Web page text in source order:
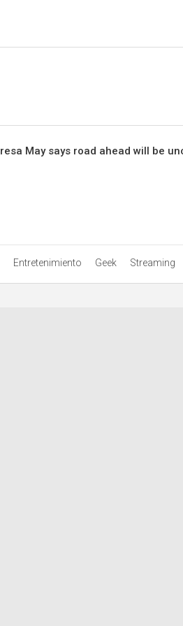
May says road ahead will be
Entretenimiento Geek Streaming